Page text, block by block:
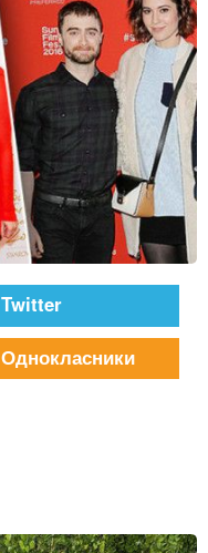
Twitter
Однокласники